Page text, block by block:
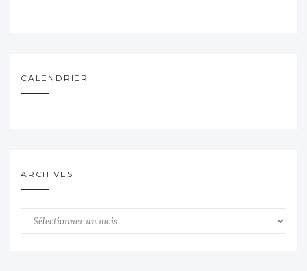
CALENDRIER
ARCHIVES
Archives